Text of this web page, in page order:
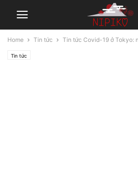
Home Tin tức Tin tức Covid-19 ở Tokyo:
Tin tức